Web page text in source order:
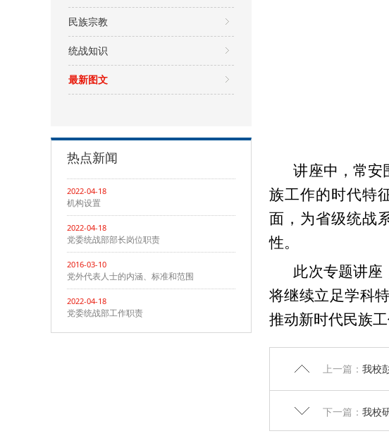
民族宗教
统战知识
最新图文
热点新闻
2022-04-18
机构设置
2022-04-18
党委统战部部长岗位职责
2016-03-10
党外代表人士的内涵、标准和范围
2022-04-18
党委统战部工作职责
讲座中，常安
族工作的时代特
面，为省级统战
性。
此次专题讲座
将继续立足学科
推动新时代民族
上一篇： 我校
下一篇： 我校